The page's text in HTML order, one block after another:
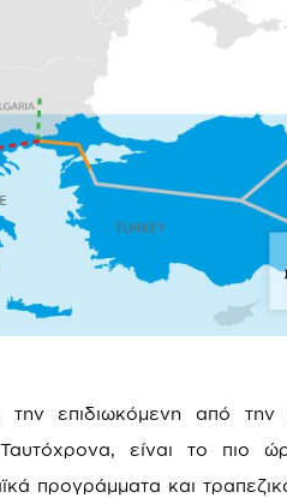
επιδιωκόμενη από
είναι το πιο
προγράμματα και